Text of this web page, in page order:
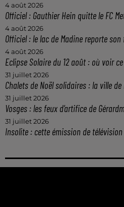
4 août 2026
Officiel : Gauthier Hein quitte le FC
4 août 2026
Officiel : le lac de Madine reporte son
4 août 2026
Eclipse Solaire du 12 août : où voir
31 juillet 2026
Chalets de Noël solidaires : la ville
31 juillet 2026
Vosges : les feux d’artifice de
31 juillet 2026
Insolite : cette émission de